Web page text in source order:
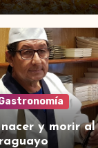
y morir